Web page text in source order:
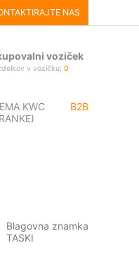
NAS
voziček
v vozičku: 0
KWC
B2B
Blagovna znamka
TASKI